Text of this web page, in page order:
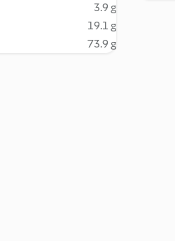
3.9 g
19.1 g
73.9 g